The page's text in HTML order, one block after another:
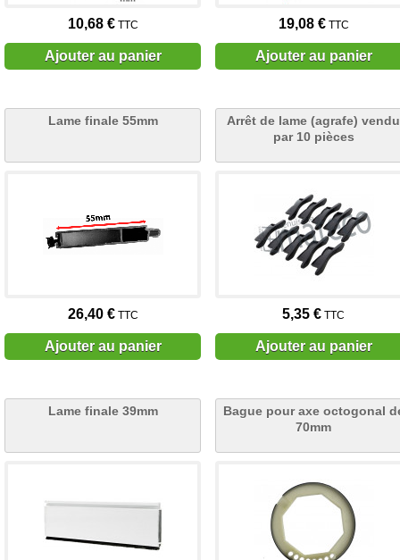
10,68 €TTC
Ajouter au panier
19,08 €TTC
Ajouter au panier
Lame finale 55mm
26,40 €TTC
Ajouter au panier
Arrêt de lame (agrafe) vendu
par 10 pièces
5,35 € TTC
Ajouter au panier
Lame finale 39mm
Bague pour axe octogonal
70mm